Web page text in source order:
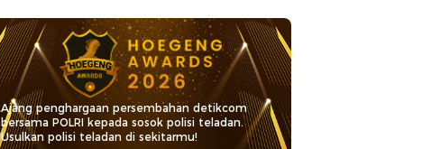
Ajang penghargaan persembahan detikcom
bersama POLRI kepada sosok polisi teladan.
Usulkan polisi teladan di sekitarmu!